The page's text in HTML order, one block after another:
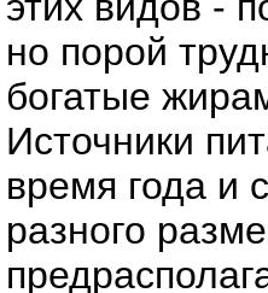
но порой
богатые
Источники
время года и
разного